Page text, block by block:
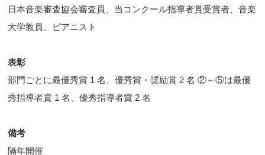
日本音楽審査協会審査員、当コンクール指導者賞受賞者、音楽
大学教員、ピアニスト
表彰
部門ごとに最優秀賞 1 名、優秀賞・奨励賞 2 名 ②～⑤は最優
秀指導者賞 1 名、優秀指導者賞 2 名
備考
隔年開催